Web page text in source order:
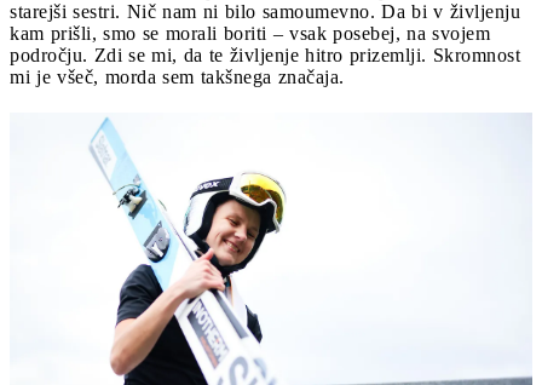
starejši sestri. Nič nam ni bilo samoumevno. Da bi v življenju
kam prišli, smo se morali boriti – vsak posebej, na svojem
področju. Zdi se mi, da te življenje hitro prizemlji. Skromnost
mi je všeč, morda sem takšnega značaja.